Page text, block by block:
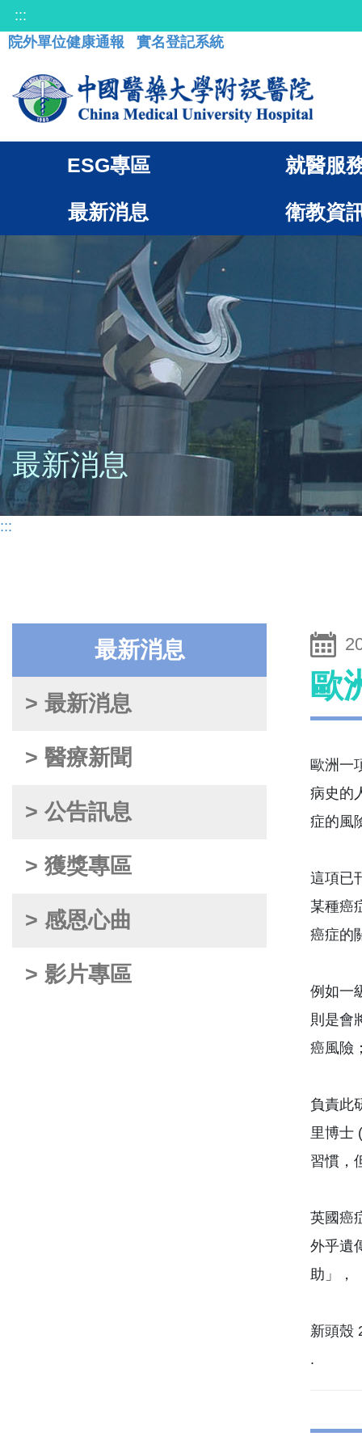
:::
院外單位健康通報
實名登記系統
ESG專區 就醫服
最新消息 衛教資
最新消息
:::
最新消息
> 最新消息
> 醫療新聞
> 公告訊息
> 獲獎專區
> 感恩心曲
> 影片專區
歐
歐洲一
病史的
症的風
這項已
某種癌
癌症的
例如一
則是會
癌風險
負責此
里博士
習慣，
英國癌
外乎遺
助」，
新頭殼
.